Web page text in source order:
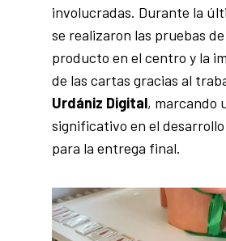
involucradas. Durante la
se realizaron las pruebas
producto en el centro y la
de las cartas gracias al
Urdániz Digital, marcando
significativo en el
para la entrega final.